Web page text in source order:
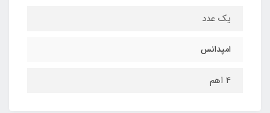
یک عدد
امپدانس
4 اهم